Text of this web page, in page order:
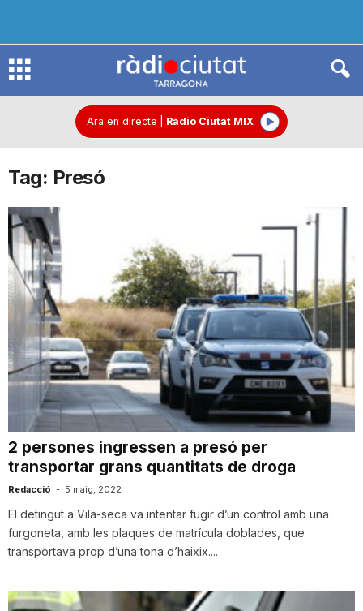
R
d
o
i
u
t
a
t
Ara en directe Ràdio Ciutat MIX
Tag: Presó
2 persones ingressen a presó per
transportar grans quantitats de droga
Redacció - 5 maig, 2022
El detingut a Vila-seca va intentar fugir d’un control amb una
furgoneta, amb les plaques de matrícula doblades, que
transportava prop d’una tona d’haixix....